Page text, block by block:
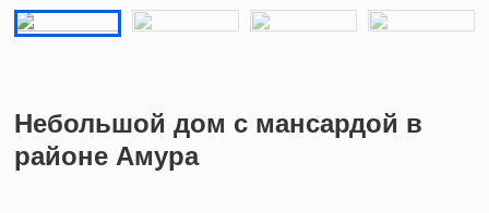
Небольшой дом с мансардой в
районе Амура